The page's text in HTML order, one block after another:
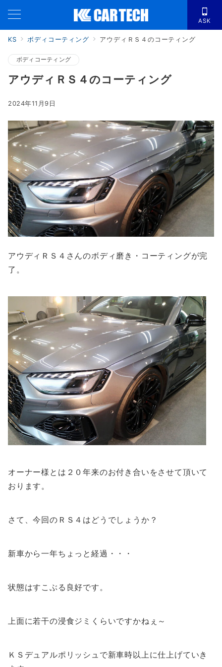
ASK
KS ボディコーティング アウディＲＳ４のコーティング
ボディコーティング
アウディＲＳ４のコーティング
2024年11月9日
アウディＲＳ４さんのボディ磨き・コーティングが完
了。
オーナー様とは２０年来のお付き合いをさせて頂いて
おります。
さて、今回のＲＳ４はどうでしょうか？
新車から一年ちょっと経過・・・
状態はすこぶる良好です。
上面に若干の浸食ジミくらいですかねぇ～
ＫＳデュアルポリッシュで新車時以上に仕上げていき